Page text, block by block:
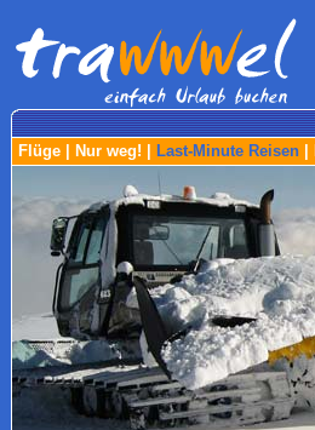
Flüge
Nur weg! Last-Minute Reisen